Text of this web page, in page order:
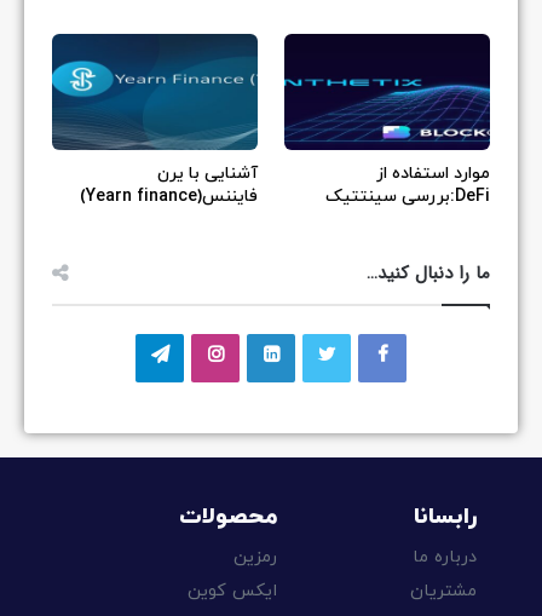
موارد استفاده از
DeFi:بررسی سینتتیک
آشنایی با یرن
فایننس(Yearn finance)
ما را دنبال کنید…
رابسانا
درباره ما
مشتریان
محصولات
رمزین
ایکس کوین